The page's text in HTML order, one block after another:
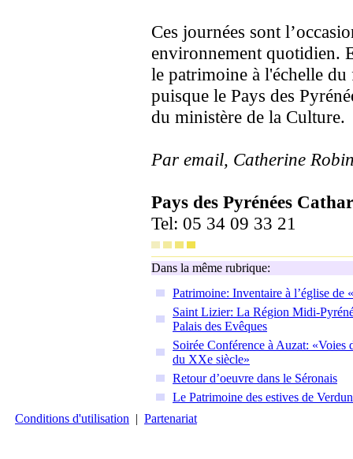
Ces journées sont
environnement quotidien.
le patrimoine à l'échelle
puisque le Pays des
du ministère de la Culture.
Par email, Catherine
Pays des Pyrénées
Tel: 05 34 09 33 21
Dans la même rubrique:
Patrimoine: Inventaire à l’église de
Saint Lizier: La Région Midi-
Palais des Evêques
Soirée Conférence à Auzat:
du XXe siècle»
Retour d’oeuvre dans le Séronais
Le Patrimoine des estives de Verdun
Conditions d'utilisation | Partenariat